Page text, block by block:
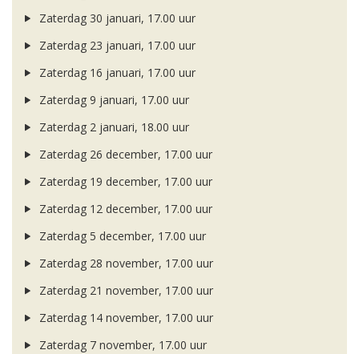
Zaterdag 30 januari, 17.00 uur
Zaterdag 23 januari, 17.00 uur
Zaterdag 16 januari, 17.00 uur
Zaterdag 9 januari, 17.00 uur
Zaterdag 2 januari, 18.00 uur
Zaterdag 26 december, 17.00 uur
Zaterdag 19 december, 17.00 uur
Zaterdag 12 december, 17.00 uur
Zaterdag 5 december, 17.00 uur
Zaterdag 28 november, 17.00 uur
Zaterdag 21 november, 17.00 uur
Zaterdag 14 november, 17.00 uur
Zaterdag 7 november, 17.00 uur